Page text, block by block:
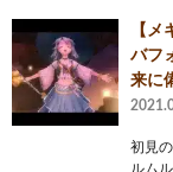
【
バフ
来に
初見
ルム